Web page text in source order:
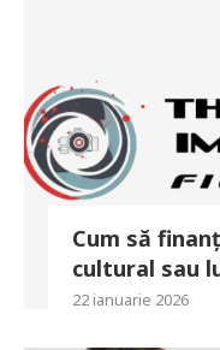
Cum să
cultural sau
22 ianuarie 2026